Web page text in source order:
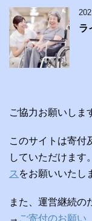
ラ
ご協力お願いしま
このサイトは寄付
していただけます
ス をお願いいたし
また、運営継続の
→ ご寄付のお願い